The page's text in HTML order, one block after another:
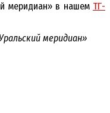
меридиан» в нашем ТГ-
меридиан»